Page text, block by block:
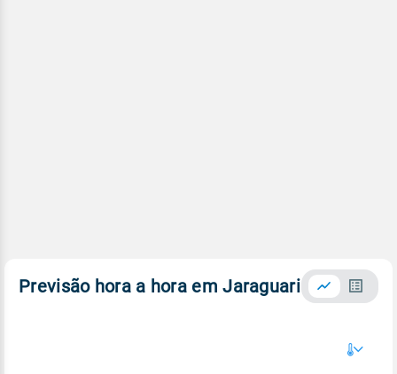
Previsão hora a hora em Jaraguari